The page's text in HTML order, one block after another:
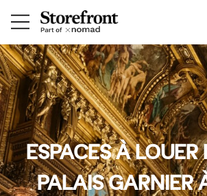
ESPACES À LOUER
PALAIS GARNIER